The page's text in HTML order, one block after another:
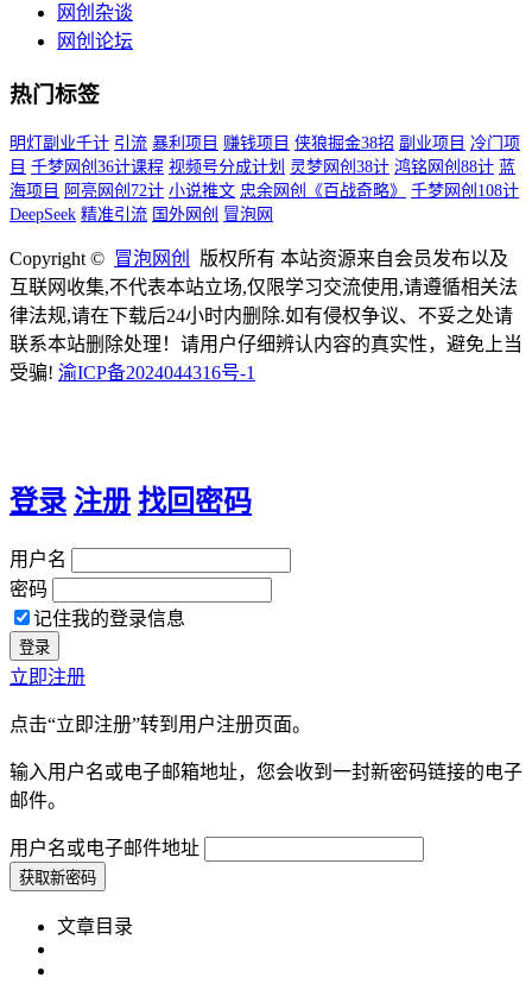
网创杂谈
网创论坛
热门标签
明灯副业千计 引流 暴利项目 赚钱项目 侠狼掘金38招 副业项目 冷门项
目 千梦网创36计课程 视频号分成计划 灵梦网创38计 鸿铭网创88计 蓝
海项目 阿亮网创72计 小说推文 忠余网创《百战奇略》
千梦网创108计
DeepSeek 精准引流 国外网创 冒泡网
Copyright © 冒泡网创
版权所有 本站资源来自会员发布以及
互联网收集,不代表本站立场,仅限学习交流使用,请遵循相关法
律法规,请在下载后24小时内删除.如有侵权争议、不妥之处请
联系本站删除处理！请用户仔细辨认内容的真实性，避免上当
受骗! 渝ICP备2024044316号-1
登录 注册 找回密码
用户名
密码
记住我的登录信息
立即注册
点击“立即注册”转到用户注册页面。
输入用户名或电子邮箱地址，您会收到一封新密码链接的电子
邮件。
用户名或电子邮件地址
文章目录